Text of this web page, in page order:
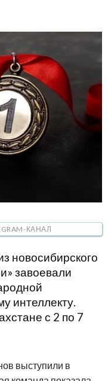
КАНАЛ
новосибирского
завоевали
интеллекту.
с 2 по 7
выступили в